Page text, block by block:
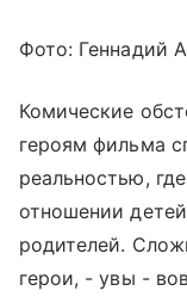
Фото: Геннадий
Комические
героям фильма
реальностью,
отношении
родителей.
герои, - увы -